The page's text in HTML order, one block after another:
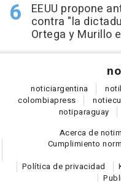
EEUU propone
contra "la
Ortega y Murillo
noticiargentina noti
colombiapress noti
notiparaguay
Acerca de
Cumplimiento
Política de privacidad